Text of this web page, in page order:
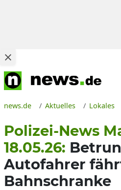
news.de Aktuelles Lokales
Polizei-News
18.05.26:
Autofahrer
Bahnschranke